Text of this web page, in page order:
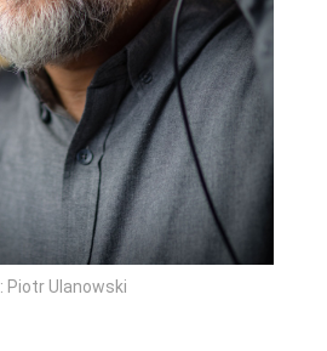
Piotr Ulanowski